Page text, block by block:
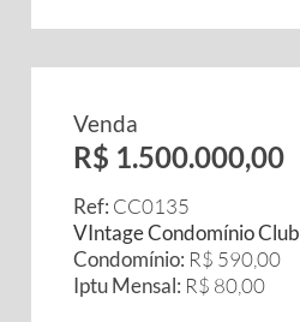
Venda
R$ 1.500.000,00
Ref: CC0135
VIntage Condomínio Club
Condomínio: R$ 590,00
Iptu Mensal: R$ 80,00